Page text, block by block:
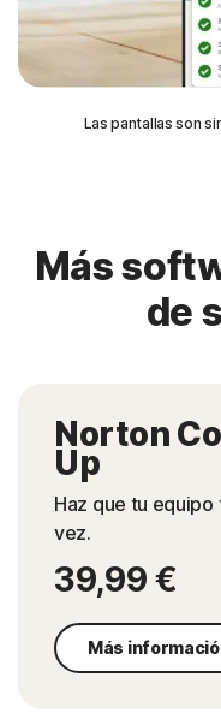
Las pantallas son
Más
de
Norton
Up
Haz que tu
vez.
39,99 €
Más